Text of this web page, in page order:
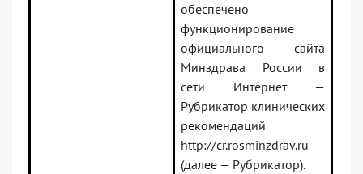
обеспечено
функционирование
официального сайта
Минздрава России в
сети Интернет —
Рубрикатор клинических
рекомендаций
http://cr.rosminzdrav.ru
(далее — Рубрикатор).